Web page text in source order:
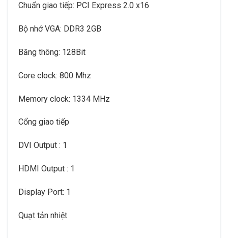
Chuẩn giao tiếp: PCI Express 2.0 x16
Bộ nhớ VGA: DDR3 2GB
Băng thông: 128Bit
Core clock: 800 Mhz
Memory clock: 1334 MHz
Cổng giao tiếp
DVI Output : 1
HDMI Output : 1
Display Port: 1
Quạt tản nhiệt